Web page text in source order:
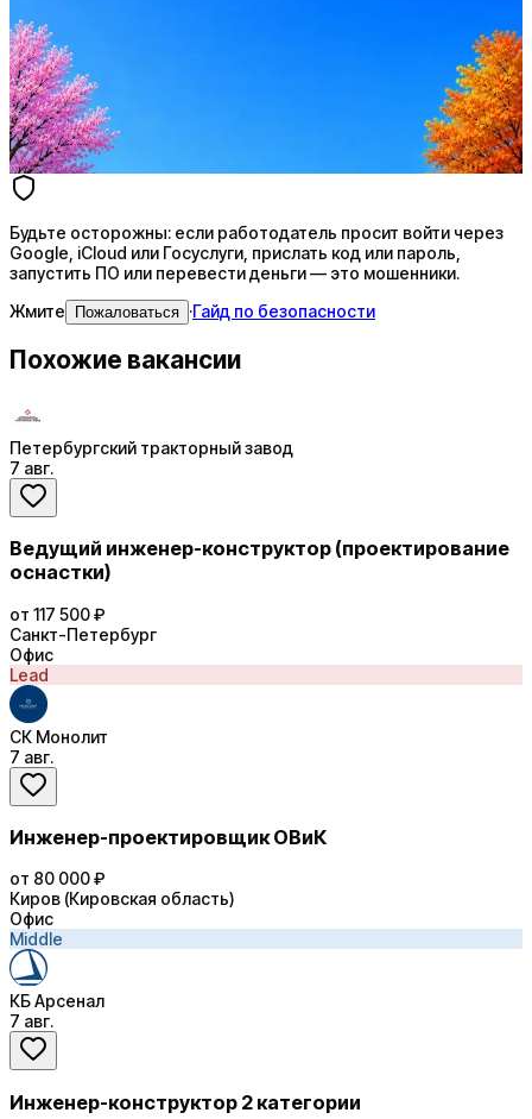
Будьте осторожны: если работодатель просит войти через
Google, iCloud или Госуслуги, прислать код или пароль,
запустить ПО или перевести деньги — это мошенники.
Жмите
Пожаловаться ·Гайд по безопасности
Похожие вакансии
Петербургский тракторный завод
7 авг.
Ведущий инженер-конструктор (проектирование
оснастки)
от 117 500 ₽
Санкт-Петербург
Офис
Lead
СК Монолит
7 авг.
Инженер-проектировщик ОВиК
от 80 000 ₽
Киров (Кировская область)
Офис
Middle
КБ Арсенал
7 авг.
Инженер-конструктор 2 категории